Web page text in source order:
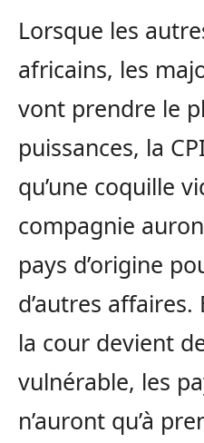
Lorsque les
africains, les
vont prendre le
puissances, la
qu’une coquille
compagnie
pays d’origine
d’autres
la cour devient
vulnérable, les
n’auront qu’à